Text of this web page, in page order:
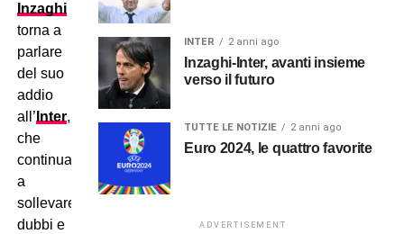
Inzaghi
torna a
parlare
del suo
addio
all’ Inter,
che
continua
a
sollevare
dubbi e
INTER 2 anni ago
Inzaghi-Inter, avanti insieme
verso il futuro
TUTTE LE NOTIZIE 2 anni ago
Euro 2024, le quattro favorite
ADVERTISEMENT